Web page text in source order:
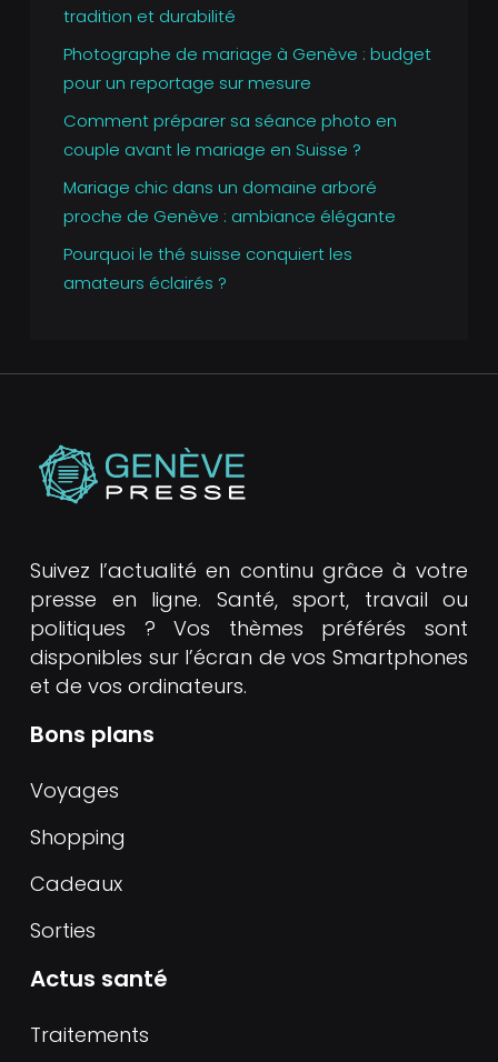
tradition et durabilité
Photographe de mariage à Genève : budget
pour un reportage sur mesure
Comment préparer sa séance photo en
couple avant le mariage en Suisse ?
Mariage chic dans un domaine arboré
proche de Genève : ambiance élégante
Pourquoi le thé suisse conquiert les
amateurs éclairés ?
Suivez l’actualité en continu grâce à votre
presse en ligne. Santé, sport, travail ou
politiques ? Vos thèmes préférés sont
disponibles sur l’écran de vos Smartphones
et de vos ordinateurs.
Bons plans
Voyages
Shopping
Cadeaux
Sorties
Actus santé
Traitements